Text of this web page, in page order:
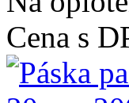
Cena s